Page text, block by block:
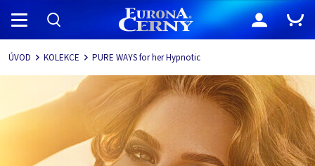
Navigace
ÚVOD KOLEKCE PURE WAYS for her Hypnotic